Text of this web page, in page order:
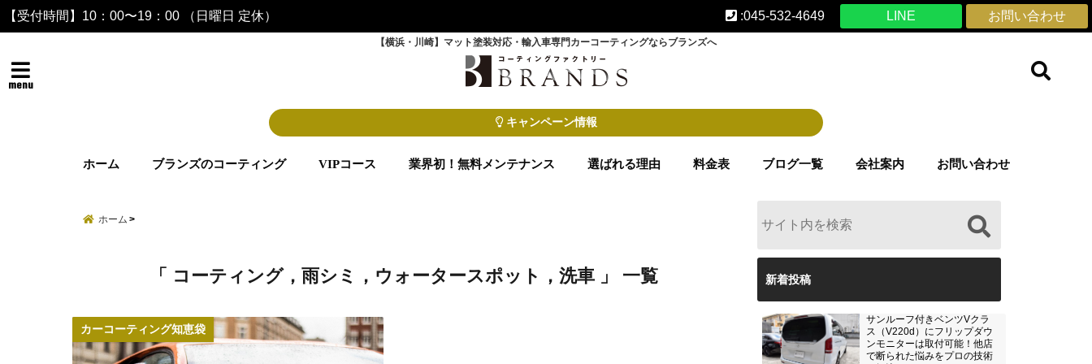
【受付時間】10：00〜19：00 （日曜日 定休） お問い合わせ
LINE
:045-532-4649
【横浜・川崎】マット塗装対応・輸入車専門カーコーティングならブランズへ
menu
キャンペーン情報
ホーム ブランズのコーティング VIPコース 業界初！無料メンテナンス 選ばれる理由 料金表 ブログ一覧 会社案内 お問い合わせ
ホーム
「 コーティング，雨シミ，ウォータースポット，洗車 」 一覧
カーコーティング知恵袋
新着投稿
サンルーフ付きベンツVクラ
ス（V220d）にフリップダウ
ンモニターは取付可能！他店
で断られた悩みをプロの技術